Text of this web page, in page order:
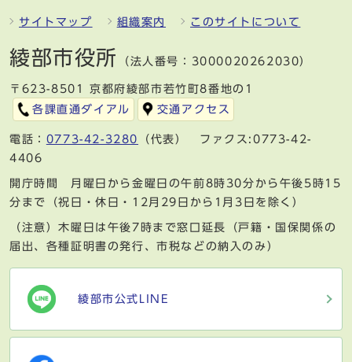
サイトマップ 組織案内 このサイトについて
綾部市役所 （法人番号：3000020262030）
〒623-8501 京都府綾部市若竹町8番地の1
各課直通ダイアル
交通アクセス
電話： 0773-42-3280
（代表） ファクス:0773-42-
4406
開庁時間 月曜日から金曜日の午前8時30分から午後5時15
分まで（祝日・休日・12月29日から1月3日を除く）
（注意）木曜日は午後7時まで窓口延長（戸籍・国保関係の
届出、各種証明書の発行、市税などの納入のみ）
綾部市公式LINE